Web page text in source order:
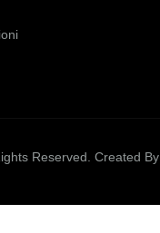
Reserved. Created By